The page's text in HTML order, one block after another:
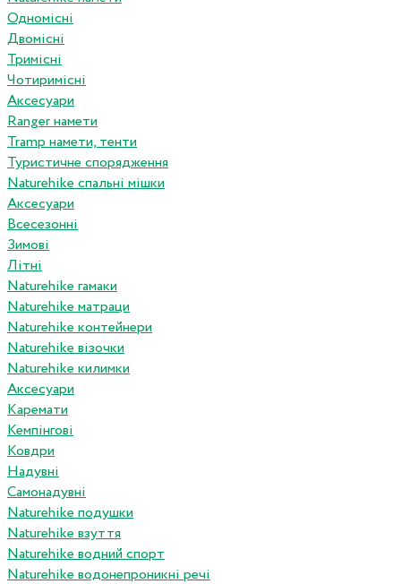
Одномісні
Двомісні
Тримісні
Чотиримісні
Аксесуари
Ranger намети
Tramp намети, тенти
Туристичне спорядження
Naturehike спальні мішки
Аксесуари
Всесезонні
Зимові
Літні
Naturehike гамаки
Naturehike матраци
Naturehike контейнери
Naturehike візочки
Naturehike килимки
Аксесуари
Каремати
Кемпінгові
Ковдри
Надувні
Самонадувні
Naturehike подушки
Naturehike взуття
Naturehike водний спорт
Naturehike водонепроникні речі